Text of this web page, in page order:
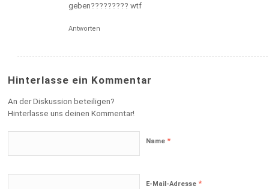
geben????????? wtf
Antworten
Hinterlasse ein Kommentar
An der Diskussion beteiligen?
Hinterlasse uns deinen Kommentar!
Name*
E-Mail-Adresse*